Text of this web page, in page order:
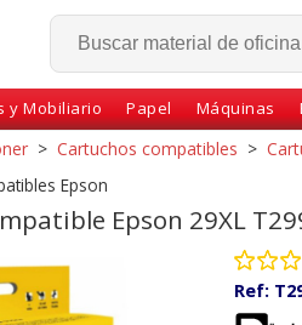
y Mobiliario Papel Máquinas
> Cartuchos compatibles >
Epson
Epson 29XL
Ref: